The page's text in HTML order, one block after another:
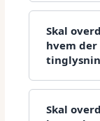
Skal
hvem
Skal